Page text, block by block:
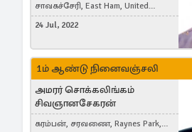
சாவகச்சேரி, East Ham, United
Kingdom
24 Jul, 2022
1ம் ஆண்டு நினைவஞ்சலி
அமரர் சொக்கலிங்கம்
சிவஞானசேகரன்
கரம்பன், சரவணை, Raynes Park,